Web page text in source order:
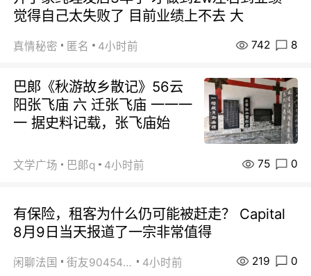
觉得自己太失败了 目前业绩上不去 大
真情秘密 匿名 4小时前 742 8
巴郞《秋游故乡散记》56云
阳张飞庙 六 迁张飞庙 一一一
一 据史料记载，张飞庙始
文学广场 巴郞q 4小时前 75 0
有保险，租客为什么仍可能被赶走？ Capital
8月9日当天报道了一宗非常值得
闲聊法国 街友90454511 4小时前 219 0